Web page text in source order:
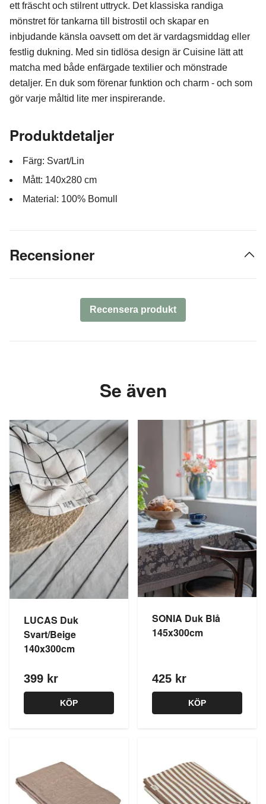
ett fräscht och stilrent uttryck. Det klassiska randiga
mönstret för tankarna till bistrostil och skapar en
inbjudande känsla oavsett om det är vardagsmiddag eller
festlig dukning. Med sin tidlösa design är Cuisine lätt att
matcha med både enfärgade textilier och mönstrade
detaljer. En duk som förenar funktion och charm - och som
gör varje måltid lite mer inspirerande.
Produktdetaljer
Färg: Svart/Lin
Mått: 140x280 cm
Material: 100% Bomull
Recensioner
Recensera produkt
Se även
LUCAS Duk
Svart/Beige
140x300cm
399 kr
KÖP
SONIA Duk Blå
145x300cm
425 kr
KÖP